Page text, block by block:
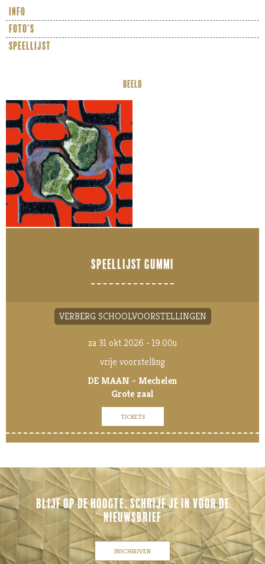
info
foto's
speellijst
BEELD
SPEELLIJST GUMMI
VERBERG SCHOOLVOORSTELLINGEN
za 31 okt 2026 - 19.00u
vrije voorstelling
DE MAAN - Mechelen
Grote zaal
TICKETS
BLIJF OP DE HOOGTE. SCHRIJF JE IN VOOR DE
NIEUWSBRIEF
INSCHRIJVEN